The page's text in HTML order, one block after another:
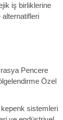
iş birliklerine
alternatifleri
Pencere
Özel
kepenk sistemleri